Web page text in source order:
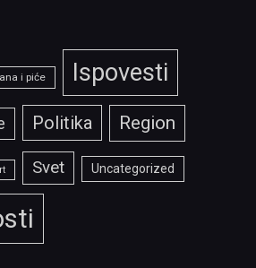
i piće Ispovesti
Politika Region
Svet Uncategorized